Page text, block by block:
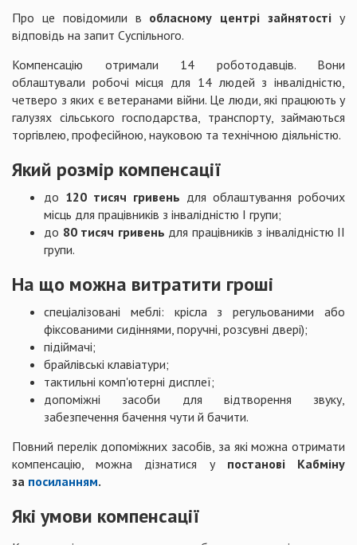
Про це повідомили в обласному центрі зайнятостіу
відповідь на запит Суспільного.
Компенсацію отримали 14 роботодавців. Вони
облаштували робочі місця для 14 людей з інвалідністю,
четверо з яких є ветеранами війни. Це люди, які працюють у
галузях сільського господарства, транспорту, займаються
торгівлею, професійною, науковою та технічною діяльністю.
Який розмір компенсації
до 120 тисяч гривень для облаштування робочих
місць для працівників з інвалідністю І групи;
до 80 тисяч гривень для працівників з інвалідністю II
групи.
На що можна витратити гроші
спеціалізовані меблі: крісла з регульованими або
фіксованими сидіннями, поручні, розсувні двері);
підіймачі;
брайлівські клавіатури;
тактильні комп'ютерні дисплеї;
допоміжні засоби для відтворення звуку,
забезпечення бачення чути й бачити.
Повний перелік допоміжних засобів, за які можна отримати
компенсацію, можна дізнатися у постанові Кабміну
за посиланням.
Які умови компенсації